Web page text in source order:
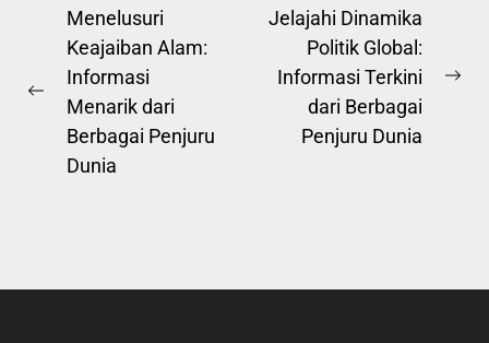
Post
navigation
Previous
post:
Menelusuri
Keajaiban Alam:
Informasi
Menarik dari
Berbagai Penjuru
Dunia
Jelajahi Dinamika
Politik Global:
Informasi Terkini
dari Berbagai
Penjuru Dunia